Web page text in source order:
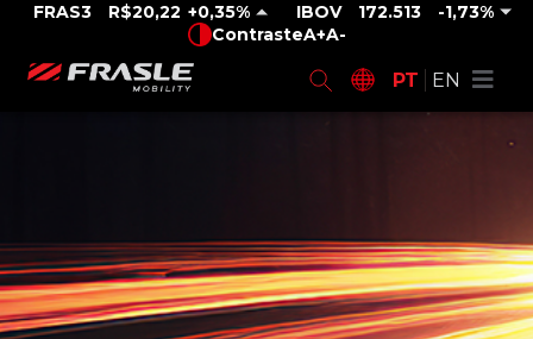
FRAS3 R$20,22 0,35% IBOV 172.513
-1,73%
ContrasteA+A-
PT EN